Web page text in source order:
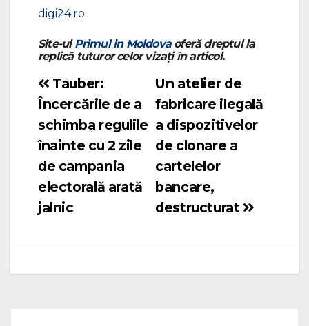
digi24.ro
Site-ulPrimul in Moldovaoferă dreptul la
replică tuturor celor vizați în articol.
Navigare
în
articole
Un atelier de
fabricare ilegală
a dispozitivelor
de clonare a
cartelelor
bancare,
destructurat
Tauber:
Încercările de a
schimba regulile
înainte cu 2 zile
de campania
electorală arată
jalnic